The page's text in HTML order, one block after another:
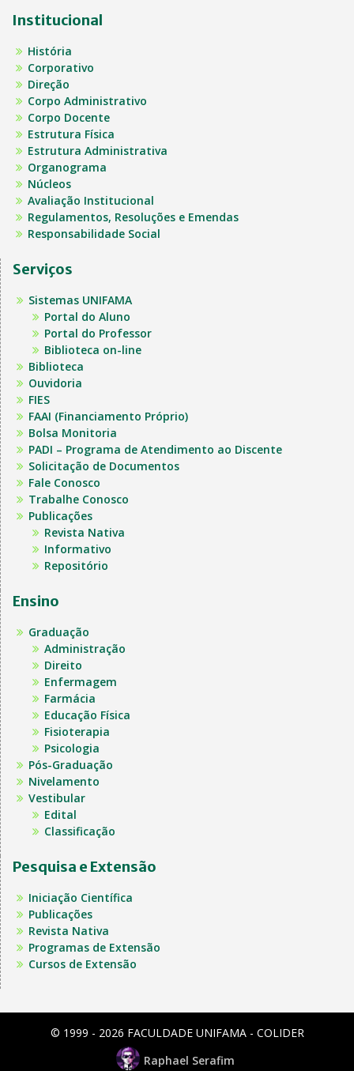
Institucional
História
Corporativo
Direção
Corpo Administrativo
Corpo Docente
Estrutura Física
Estrutura Administrativa
Organograma
Núcleos
Avaliação Institucional
Regulamentos, Resoluções e Emendas
Responsabilidade Social
Serviços
Sistemas UNIFAMA
Portal do Aluno
Portal do Professor
Biblioteca on-line
Biblioteca
Ouvidoria
FIES
FAAI (Financiamento Próprio)
Bolsa Monitoria
PADI – Programa de Atendimento ao Discente
Solicitação de Documentos
Fale Conosco
Trabalhe Conosco
Publicações
Revista Nativa
Informativo
Repositório
Ensino
Graduação
Administração
Direito
Enfermagem
Farmácia
Educação Física
Fisioterapia
Psicologia
Pós-Graduação
Nivelamento
Vestibular
Edital
Classificação
Pesquisa e Extensão
Iniciação Científica
Publicações
Revista Nativa
Programas de Extensão
Cursos de Extensão
© 1999 - 2026 FACULDADE UNIFAMA - COLIDER
Raphael Serafim